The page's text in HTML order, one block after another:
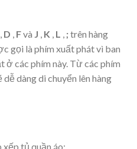
D Fvà J K L ;trên hàng
gọi là phím xuất phát vì ban
ở các phím này. Từ các phím
dàng di chuyển lên hàng
xếp tủ quần áo: